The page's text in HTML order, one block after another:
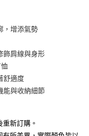
邦商業銀行
業銀行
業銀行
國際商業銀行
業銀行
台灣）商業銀行
業銀行
際商業銀行
業銀行
業銀行
國際商業銀行
業銀行
，增添氣勢
飾肩線與身形
舒適度
能與收納細節
新訂購。